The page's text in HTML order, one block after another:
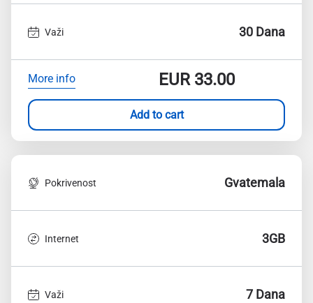
Važi 30 Dana
More info EUR33.00
Add to cart
Pokrivenost Gvatemala
Internet 3GB
Važi 7 Dana